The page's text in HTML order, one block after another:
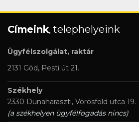
Címeink, telephelyeink
Ügyfélszolgálat, raktár
2131 Göd, Pesti út 21.
Székhely
2330 Dunaharaszti, Vörösföld utca 19.
(a székhelyen ügyfélfogadás nincs)